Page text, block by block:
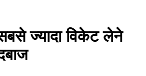
ज्यादा विकेट लेने